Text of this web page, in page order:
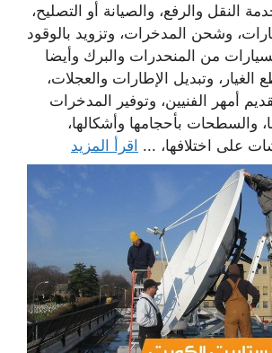
النقل والرفع، والصيانة أو التصليح،
وشحن المدخرات، وتزويد بالوقود
من المنحدرات والبرك وأيضا
الغيار، وتبديل الإطارات والعجلات،
أمهر الفنيين، وتوفير المدخرات
والسطحات بأحجامها وأشكالها،
على اختلافها، ... اقرأ المزيد